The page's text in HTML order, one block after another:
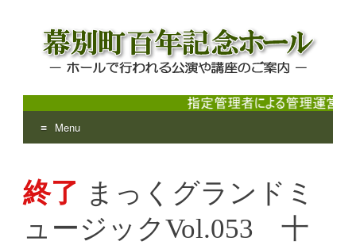
幕別町百年記念ホール
ホールで行われる公演や講座のご案内
Menu
content
終了 まっくグランドミ
ュージックVol.053 十